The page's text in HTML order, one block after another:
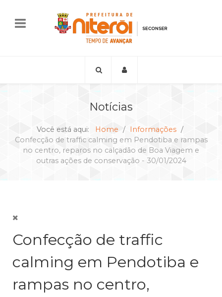
Notícias
Você está aqui: Home
Informações
Confecção de traffic calming em Pendotiba e rampas
no centro, reparos no calçadão de Boa Viagem e
outras ações de conservação - 30/01/2024
Confecção de traffic
calming em Pendotiba e
rampas no centro,